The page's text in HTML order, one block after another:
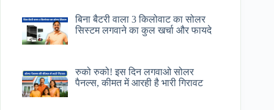
बिना बैटरी वाला 3 किलोवाट का सोलर
सिस्टम लगवाने का कुल खर्चा और फायदे
रुको रुको! इस दिन लगवाओ सोलर
पैनल्स, कीमत में आरही है भारी गिरावट